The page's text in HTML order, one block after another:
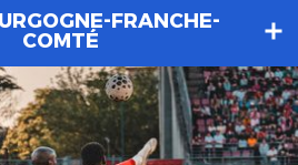
FRANCHE-
COMTÉ